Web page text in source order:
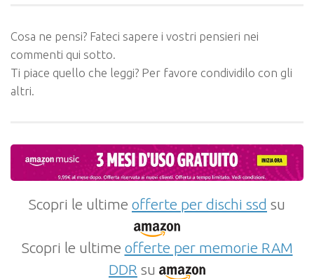
Cosa ne pensi? Fateci sapere i vostri pensieri nei
commenti qui sotto.
Ti piace quello che leggi? Per favore condividilo con gli
altri.
Scopri le ultime offerte per dischi ssd su
Scopri le ultime offerte per memorie RAM
DDR su